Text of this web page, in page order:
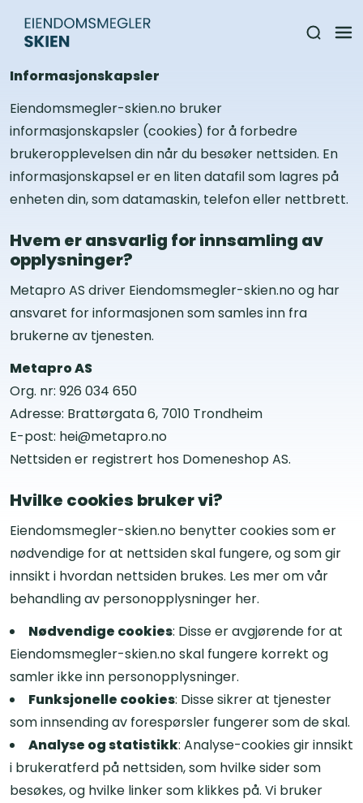
Informasjonskapsler
Eiendomsmegler-skien.no bruker
informasjonskapsler (cookies) for å forbedre
brukeropplevelsen din når du besøker nettsiden. En
informasjonskapsel er en liten datafil som lagres på
enheten din, som datamaskin, telefon eller nettbrett.
Hvem er ansvarlig for innsamling av
opplysninger?
Metapro AS driver Eiendomsmegler-skien.no og har
ansvaret for informasjonen som samles inn fra
brukerne av tjenesten.
Metapro AS
Org. nr: 926 034 650
Adresse: Brattørgata 6, 7010 Trondheim
E-post: hei@metapro.no
Nettsiden er registrert hos Domeneshop AS.
Hvilke cookies bruker vi?
Eiendomsmegler-skien.no benytter cookies som er
nødvendige for at nettsiden skal fungere, og som gir
innsikt i hvordan nettsiden brukes. Les mer om vår
behandling av personopplysninger her.
Nødvendige cookies: Disse er avgjørende for at
Eiendomsmegler-skien.no skal fungere korrekt og
samler ikke inn personopplysninger.
Funksjonelle cookies: Disse sikrer at tjenester
som innsending av forespørsler fungerer som de skal.
Analyse og statistikk: Analyse-cookies gir innsikt
i brukeratferd på nettsiden, som hvilke sider som
besøkes, og hvilke linker som klikkes på. Vi bruker